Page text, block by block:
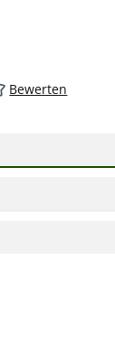
Bewerten